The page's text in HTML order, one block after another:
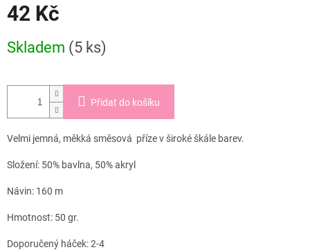
42 Kč
cena:
Skladem (5 ks)
Přidat do košíku
Velmi jemná, měkká směsová příze v široké škále barev.
Složení: 50% bavlna, 50% akryl
Návin: 160 m
Hmotnost: 50 gr.
Doporučený háček: 2-4